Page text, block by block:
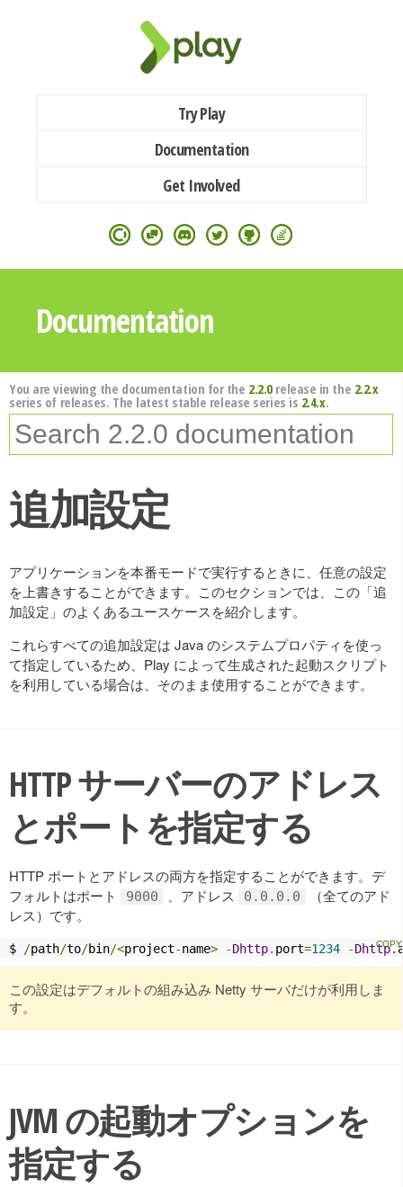
Try Play
Documentation
Get Involved
Documentation
You are viewing the documentation for the 2.2.0release in the 2.2.x
series of releases. The latest stable release series is 2.4.x.
追加設定
アプリケーションを本番モードで実行するときに、任意の設定
を上書きすることができます。このセクションでは、この「追
加設定」のよくあるユースケースを紹介します。
これらすべての追加設定は Java のシステムプロパティを使っ
て指定しているため、Play によって生成された起動スクリプト
を利用している場合は、そのまま使用することができます。
HTTP サーバーのアドレス
とポートを指定する
HTTP ポートとアドレスの両方を指定することができます。デ
フォルトはポート
9000 、アドレス 0.0.0.0
（全てのアド
レス）です。
$ /path/to/bin/<project-name> -Dhttp. port=1234 -Dhttp.
この設定はデフォルトの組み込み Netty サーバだけが利用しま
す。
JVM の起動オプションを
指定する